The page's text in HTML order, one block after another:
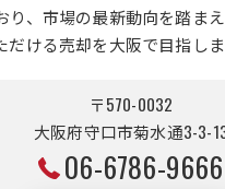
り、市場の最新動向を踏
ける売却を大阪で目指しま
〒570-0032
大阪府守口市菊水通3-3-
06-6786-9666